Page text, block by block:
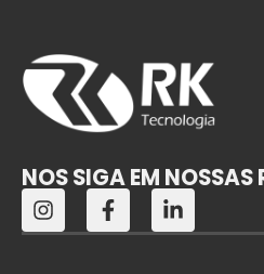
NOS SIGA EM NOSSAS